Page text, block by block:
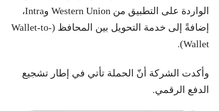
الواردة على التطبيق من Western Union وIntra،
إضافةً إلى خدمة التحويل بين المحافظ (Wallet-to-
Wallet).
وأكدت الشركة أنّ الحملة تأتي في إطار تشجيع
الدفع الرقمي.